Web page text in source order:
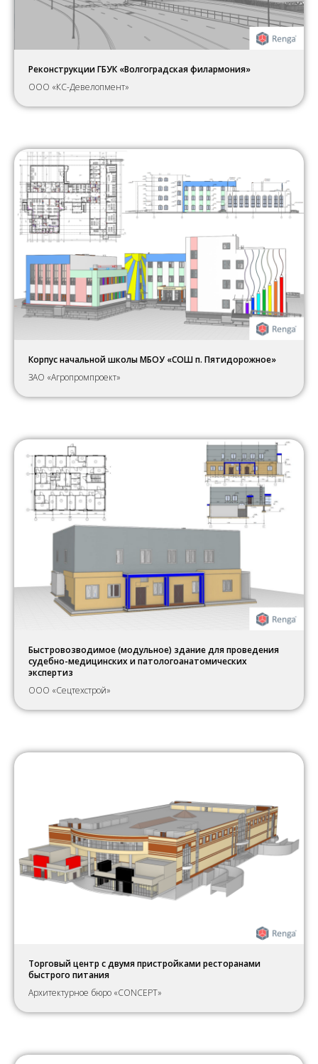
Реконструкции ГБУК «Волгоградская филармония»
ООО «КС-Девелопмент»
Корпус начальной школы МБОУ «СОШ п. Пятидорожное»
ЗАО «Агропромпроект»
Быстровозводимое (модульное) здание для проведения
судебно-медицинских и патологоанатомических
экспертиз
ООО «Сецтехстрой»
Торговый центр с двумя пристройками ресторанами
быстрого питания
Архитектурное бюро «CONCEPT»